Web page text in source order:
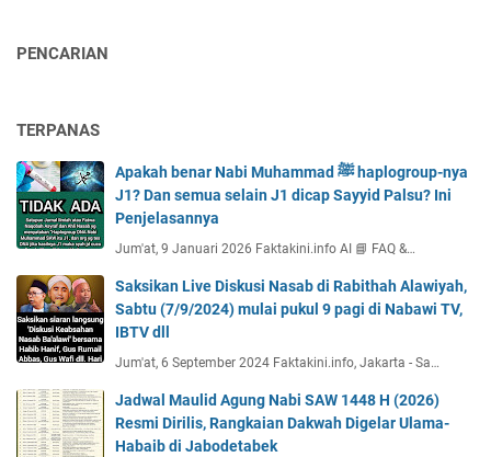
PENCARIAN
TERPANAS
Apakah benar Nabi Muhammad ﷺ haplogroup-nya
J1? Dan semua selain J1 dicap Sayyid Palsu? Ini
Penjelasannya
Jum'at, 9 Januari 2026 Faktakini.info AI 📘 FAQ &…
Saksikan Live Diskusi Nasab di Rabithah Alawiyah,
Sabtu (7/9/2024) mulai pukul 9 pagi di Nabawi TV,
IBTV dll
Jum'at, 6 September 2024 Faktakini.info, Jakarta - Sa…
Jadwal Maulid Agung Nabi SAW 1448 H (2026)
Resmi Dirilis, Rangkaian Dakwah Digelar Ulama-
Habaib di Jabodetabek